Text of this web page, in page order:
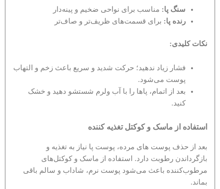
سنگ پا: مناسب برای نواحی ضخیم و پینه‌دار
رنده پا: برای قسمت‌های ظریف‌تر و صاف‌تر
نکات کلیدی:
فشار زیاد ندهید؛ حرکت شدید و سریع باعث زخم و التهاب
پوست می‌شود.
بعد از اتمام، پاها را با آب ولرم شستشو دهید و خشک
کنید.
استفاده از ماسک و کوکتل تغذیه کننده
بعد از حذف پوست های مرده، پوست پا نیاز به تغذیه و
بازگرداندن رطوبت دارد. استفاده از ماسک و کوکتل‌های
مرطوب‌کننده باعث می‌شود پوست نرم، شاداب و سالم باقی
بماند.